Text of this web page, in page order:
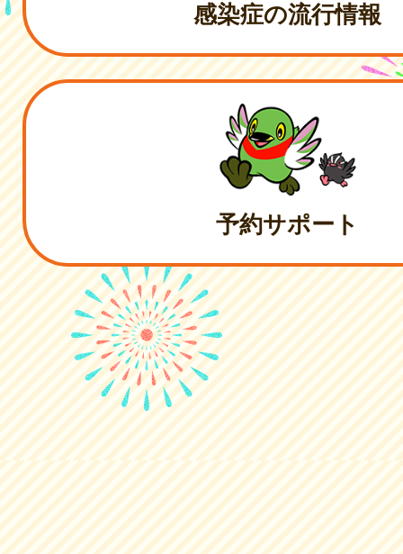
感染症の流行情報
予約サポート